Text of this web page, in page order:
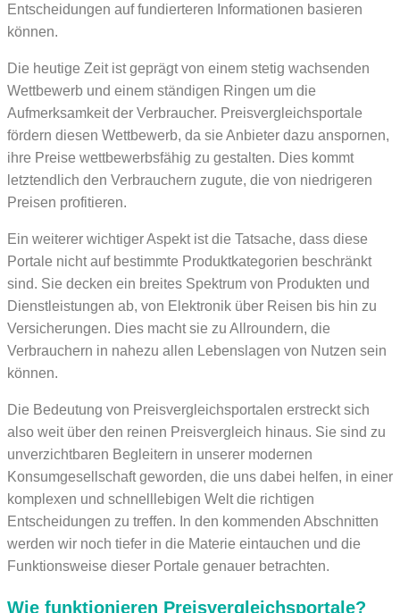
Entscheidungen auf fundierteren Informationen basieren
können.
Die heutige Zeit ist geprägt von einem stetig wachsenden
Wettbewerb und einem ständigen Ringen um die
Aufmerksamkeit der Verbraucher. Preisvergleichsportale
fördern diesen Wettbewerb, da sie Anbieter dazu anspornen,
ihre Preise wettbewerbsfähig zu gestalten. Dies kommt
letztendlich den Verbrauchern zugute, die von niedrigeren
Preisen profitieren.
Ein weiterer wichtiger Aspekt ist die Tatsache, dass diese
Portale nicht auf bestimmte Produktkategorien beschränkt
sind. Sie decken ein breites Spektrum von Produkten und
Dienstleistungen ab, von Elektronik über Reisen bis hin zu
Versicherungen. Dies macht sie zu Allroundern, die
Verbrauchern in nahezu allen Lebenslagen von Nutzen sein
können.
Die Bedeutung von Preisvergleichsportalen erstreckt sich
also weit über den reinen Preisvergleich hinaus. Sie sind zu
unverzichtbaren Begleitern in unserer modernen
Konsumgesellschaft geworden, die uns dabei helfen, in einer
komplexen und schnelllebigen Welt die richtigen
Entscheidungen zu treffen. In den kommenden Abschnitten
werden wir noch tiefer in die Materie eintauchen und die
Funktionsweise dieser Portale genauer betrachten.
Wie funktionieren Preisvergleichsportale?